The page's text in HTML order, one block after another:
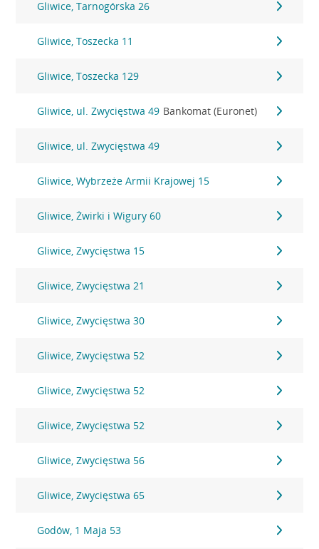
Gliwice, Tarnogórska 26
Gliwice, Toszecka 11
Gliwice, Toszecka 129
Gliwice, ul. Zwycięstwa 49 Bankomat (Euronet)
Gliwice, ul. Zwycięstwa 49
Gliwice, Wybrzeże Armii Krajowej 15
Gliwice, Żwirki i Wigury 60
Gliwice, Zwycięstwa 15
Gliwice, Zwycięstwa 21
Gliwice, Zwycięstwa 30
Gliwice, Zwycięstwa 52
Gliwice, Zwycięstwa 52
Gliwice, Zwycięstwa 52
Gliwice, Zwycięstwa 56
Gliwice, Zwycięstwa 65
Godów, 1 Maja 53